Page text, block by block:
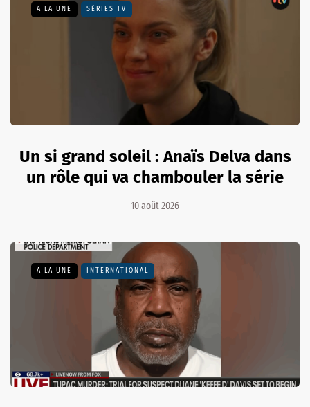
A LA UNE SÉRIES TV
Un si grand soleil : Anaïs Delva dans
un rôle qui va chambouler la série
10 août 2026
A LA UNE INTERNATIONAL